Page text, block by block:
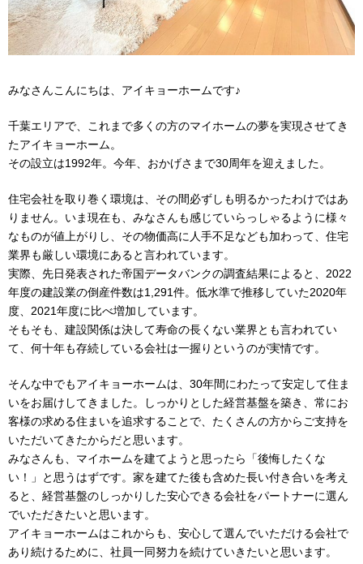
みなさんこんにちは、アイキョーホームです♪
千葉エリアで、これまで多くの方のマイホームの夢を実現させてき
たアイキョーホーム。
その設立は1992年。今年、おかげさまで30周年を迎えました。
住宅会社を取り巻く環境は、その間必ずしも明るかったわけではあ
りません。いま現在も、みなさんも感じていらっしゃるように様々
なものが値上がりし、その物価高に人手不足なども加わって、住宅
業界も厳しい環境にあると言われています。
実際、先日発表された帝国データバンクの調査結果によると、2022
年度の建設業の倒産件数は1,291件。低水準で推移していた2020年
度、2021年度に比べ増加しています。
そもそも、建設関係は決して寿命の長くない業界とも言われてい
て、何十年も存続している会社は一握りというのが実情です。
そんな中でもアイキョーホームは、30年間にわたって安定して住ま
いをお届けしてきました。しっかりとした経営基盤を築き、常にお
客様の求める住まいを追求することで、たくさんの方からご支持を
いただいてきたからだと思います。
みなさんも、マイホームを建てようと思ったら「後悔したくな
い！」と思うはずです。家を建てた後も含めた長い付き合いを考え
ると、経営基盤のしっかりした安心できる会社をパートナーに選ん
でいただきたいと思います。
アイキョーホームはこれからも、安心して選んでいただける会社で
あり続けるために、社員一同努力を続けていきたいと思います。